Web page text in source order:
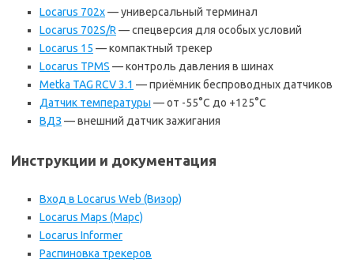
Locarus 702x— универсальный терминал
Locarus 702S/R — спецверсия для особых условий
Locarus 15 — компактный трекер
Locarus TPMS — контроль давления в шинах
Metka TAG RCV 3.1 — приёмник беспроводных датчиков
Датчик температуры — от -55°C до +125°C
ВДЗ — внешний датчик зажигания
Инструкции и документация
Вход в Locarus Web (Визор)
Locarus Maps (Марс)
Locarus Informer
Распиновка трекеров